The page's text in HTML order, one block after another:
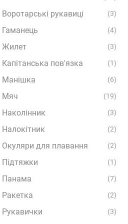
Воротарські рукавиці (3)
Гаманець (4)
Жилет (3)
Капітанська пов'язка (1)
Манішка (6)
Мяч (19)
Наколінник (3)
Налокітник (2)
Окуляри для плавання (2)
Підтяжки (1)
Панама (7)
Ракетка (2)
Рукавички (3)